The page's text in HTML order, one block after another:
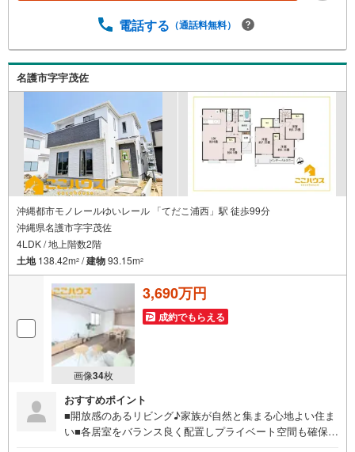
希望の日時をご記入いただけますとスムーズにご案内が可
＝＝＝＝＝＝＝＝＝＝＝こちらの物件は「Yahoo！不動産
成約でPayPayポイント最大20万円相当プレゼント」対象で
す！資料請求または見学予約からご成約でポイントGET！
詳細はキャンペーンページをご確認ください。＝＝＝＝＝
＝＝＝＝＝＝＝＝＝＝＝＝＝＝＝＝＝＝＝＝＝＝＝＝＝＝
＝＝
電話する （通話料無料）
名護市字宇茂佐
沖縄都市モノレールゆいレール 「てだこ浦西」駅 徒歩99分
沖縄県名護市字宇茂佐
4LDK / 地上階数2階
土地138.42m2 /建物93.15m2
画像34枚
3,690万円
成約でもらえる
おすすめポイント
■開放感のあるリビング♪家族が自然と集まる心地よい住ま
い■各居室をバランス良く配置しプライベート空間も確保し